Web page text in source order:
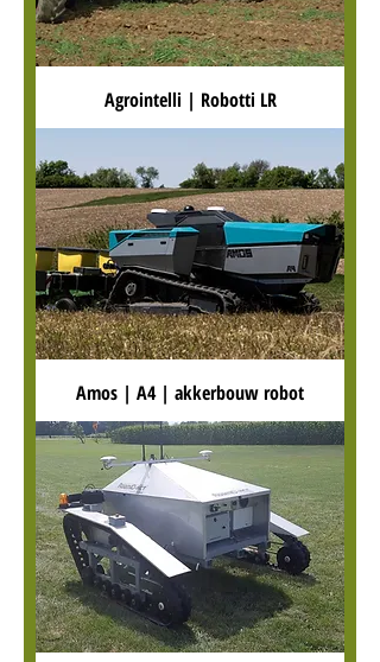
Agrointelli | Robotti LR
Amos | A4 | akkerbouw robot